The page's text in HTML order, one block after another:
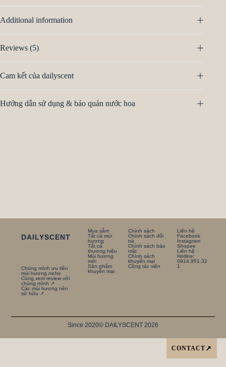
Additional information
Reviews (5)
Cam kết của dailyscent
Hướng dẫn sử dụng & bảo quản nước hoa
DAILYSCENT
Chúng mình ưu tiên
mùi hương niche
Cùng xem review với
chúng mình ↗
Các mùi hương nên
sở hữu ↗
Mua sắm
Tất cả mùi
hương
Tất cả
thương hiệu
Mùi hương
mới
Sản phẩm
khuyến mại
Chính sách
Chính sách đổi
trà
Chính sách bảo
mật
Chính sách
khuyến mại
Cộng tác viên
Liên hệ
Facebook
Instagram
Shopee
Liên hệ
Hotline:
0914.951.32
1
Since 2020© DAILYSCENT 2026
CONTACT ↗